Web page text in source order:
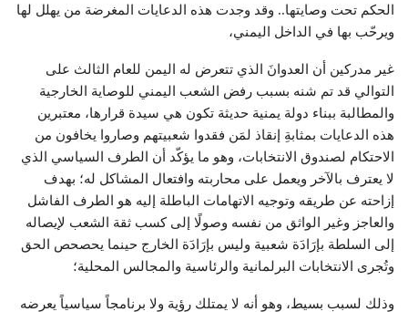
الحكم تحت وصايتها.. وقد وجدت هذه الدعايات المغرضة من يهلل لها
ويرحّب بها في الداخل اليمني،
غير مدركين أن العدوانَ الذي تتعرض له اليمن للعام الثالث على
التوالي قد تم شنه بسبب رفض الشعب اليمني للوصاية الخارجية
والمطالبة ببناء دولة يمنية حديثة تكون هي سيدة قرارها، معتبرين
هذه الدعايات بمثابةِ إنقاذ لمَن فقدوا شعبيتهم وصاروا يخافون من
الاحتكام لصندوق الانتخابات، وهو ما يؤكّد أن الطرف السياسي الذي
لا يعترف بالآخر ويعمل على محاربته وافتعال المشاكل له؛ بهدف
إزاحته عن طريقه وتوجيه الاتهامات الباطلة إليه هو الطرف الفاشل
والعاجز وغير الواثق من نفسه وصولًا إلى كسب ثقة الشعب لإيصاله
إلى السلطة بإرَادَة شعبية وليس بإرَادَة الخارج حينما يحصحص الحق
وتُجرى الانتخابات البرلمانية والرئاسية والمجالس المحلية؛
وذلك لسبب بسيط، وهو أنه لا يمتلك رؤية ولا برنامجاً سياسياً يعرضه